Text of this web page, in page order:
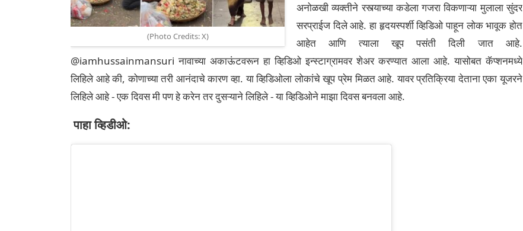
(Photo Credits: X)
अनोळखी व्यक्तीने रस्त्याच्या कडेला गजरा विकणाऱ्या मुलाला सुंदर
सरप्राईज दिले आहे. हा हृदयस्पर्शी व्हिडिओ पाहून लोक भावूक होत
आहेत आणि त्याला खूप पसंती दिली जात आहे.
@iamhussainmansuri नावाच्या अकाऊंटवरून हा व्हिडिओ इन्स्टाग्रामवर शेअर करण्यात आला आहे. यासोबत कॅप्शनमध्ये
लिहिले आहे की, कोणाच्या तरी आनंदाचे कारण व्हा. या व्हिडिओला लोकांचे खूप प्रेम मिळत आहे. यावर प्रतिक्रिया देताना एका यूजरने
लिहिले आहे - एक दिवस मी पण हे करेन तर दुसऱ्याने लिहिले - या व्हिडिओने माझा दिवस बनवला आहे.
पाहा व्हिडीओ: